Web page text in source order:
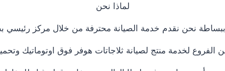
لماذا نحن
نحن نقدم خدمة الصيانة محترفة من خلال مركز رئيسي
الفروع لخدمة منتج لصيانة ثلاجاتات هوفر فوق اوتوماتيك